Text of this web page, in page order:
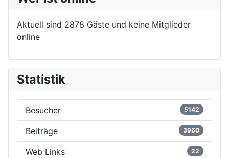
Aktuell sind 2878 Gäste und keine Mitglieder
online
Statistik
Besucher 5142
Beiträge 3960
Web Links 22